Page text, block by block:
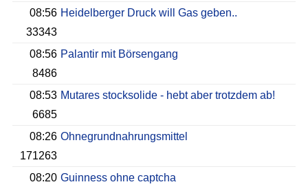
08:56
33343
Heidelberger Druck will Gas geben..
08:56
8486
Palantir mit Börsengang
08:53
6685
Mutares stocksolide - hebt aber trotzdem ab!
08:26
171263
Ohnegrundnahrungsmittel
08:20 Guinness ohne captcha